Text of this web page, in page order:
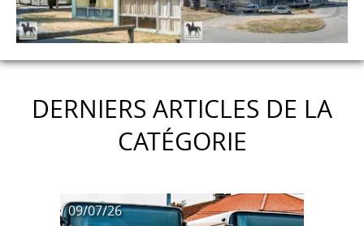
DERNIERS ARTICLES DE LA
CATÉGORIE
09/07/26